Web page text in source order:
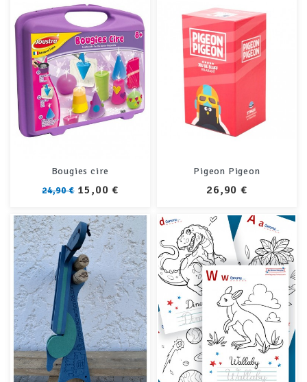
Bougies cire
PRIX
24,90 € PRIX
15,00 €
Pigeon Pigeon
PRIX
26,90 €